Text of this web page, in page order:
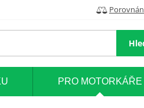
PRO MOTORKÁŘE